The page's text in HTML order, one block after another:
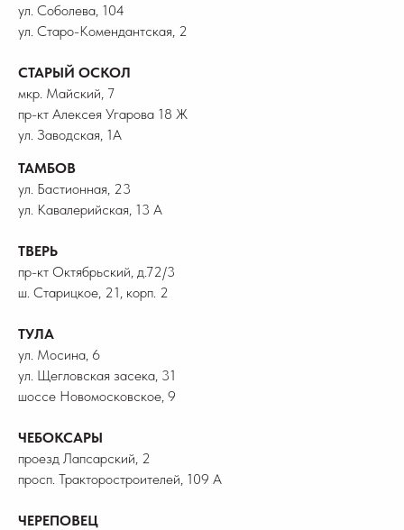
ул. Соболева, 104
ул. Старо-Комендантская, 2
СТАРЫЙ ОСКОЛ
мкр. Майский, 7
пр-кт Алексея Угарова 18 Ж
ул. Заводская, 1А
ТАМБОВ
ул. Бастионная, 23
ул. Кавалерийская, 13 А
ТВЕРЬ
пр-кт Октябрьский, д.72/3
ш. Старицкое, 21, корп. 2
ТУЛА
ул. Мосина, 6
ул. Щегловская засека, 31
шоссе Новомосковское, 9
ЧЕБОКСАРЫ
проезд Лапсарский, 2
просп. Тракторостроителей, 109 А
ЧЕРЕПОВЕЦ